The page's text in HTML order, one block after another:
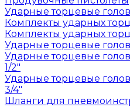
Ударные торцевые
Комплекты ударных
Комплекты ударных
Ударные торцевые
Ударные торцевые
1/2"
Ударные торцевые
3/4"
Шланги для